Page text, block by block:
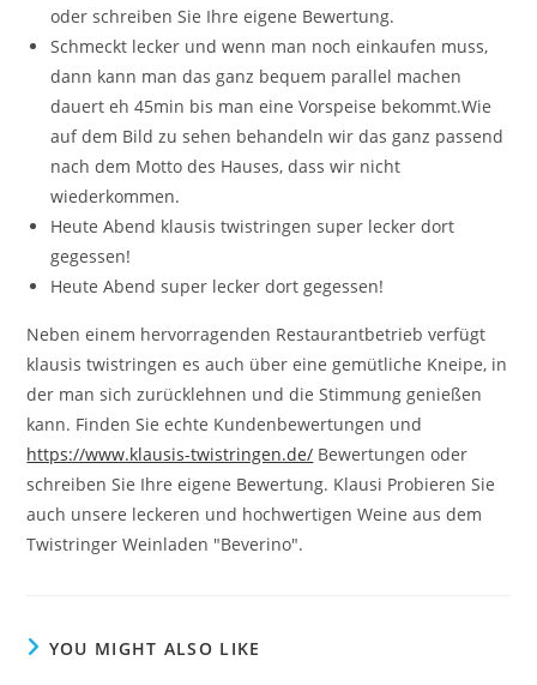
oder schreiben Sie Ihre eigene Bewertung.
Schmeckt lecker und wenn man noch einkaufen muss,
dann kann man das ganz bequem parallel machen
dauert eh 45min bis man eine Vorspeise bekommt.Wie
auf dem Bild zu sehen behandeln wir das ganz passend
nach dem Motto des Hauses, dass wir nicht
wiederkommen.
Heute Abend klausis twistringen super lecker dort
gegessen!
Heute Abend super lecker dort gegessen!
Neben einem hervorragenden Restaurantbetrieb verfügt
klausis twistringen es auch über eine gemütliche Kneipe, in
der man sich zurücklehnen und die Stimmung genießen
kann. Finden Sie echte Kundenbewertungen und
https://www.klausis-twistringen.de/ Bewertungen oder
schreiben Sie Ihre eigene Bewertung. Klausi Probieren Sie
auch unsere leckeren und hochwertigen Weine aus dem
Twistringer Weinladen "Beverino".
YOU MIGHT ALSO LIKE